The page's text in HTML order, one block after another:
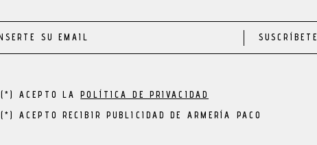
(*) ACEPTO LA
POLÍTICA DE PRIVACIDAD
(*) ACEPTO RECIBIR PUBLICIDAD DE ARMERÍA PACO
SUSCRÍBETE